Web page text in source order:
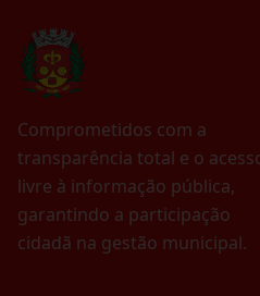
Comprometidos com a
transparência total e o
livre à informação pública,
garantindo a participação
cidadã na gestão municipal.